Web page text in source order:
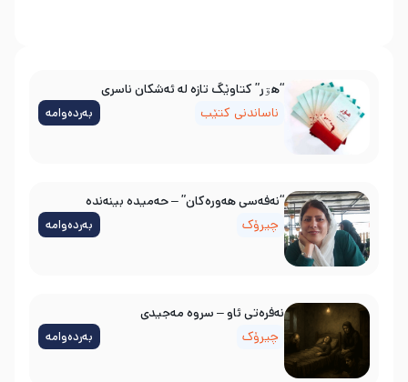
“هۊر” کتاوێگ تازە لە ئەشکان ناسری
ناساندنی کتێب
بەردەوامە
“نەفەسی هەورەکان” – حەمیدە بینەندە
چیرۆک
بەردەوامە
نه‌فره‌تی ئاو – سروه‌ مه‌جیدی
چیرۆک
بەردەوامە